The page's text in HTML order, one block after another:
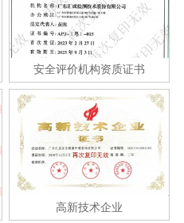
安全评价机构资质证书
高新技术企业